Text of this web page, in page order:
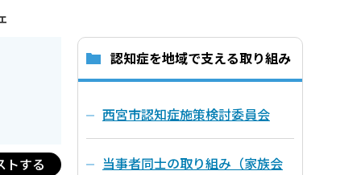
トする
認知症を地域で支える取り組み
西宮市認知症施策検討委員会
当事者同士の取り組み（家族会